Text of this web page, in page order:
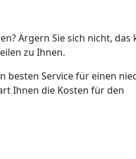
Ärgern Sie sich nicht, das
zu Ihnen.
besten Service für einen
Ihnen die Kosten für den